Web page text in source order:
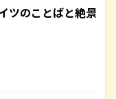
ツのことばと絶景